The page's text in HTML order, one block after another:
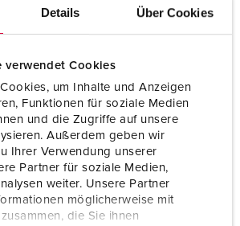
Details Über Cookies
verwendet Cookies
um Inhalte und Anzeigen
Funktionen für soziale Medien
und die Zugriffe auf unsere
Außerdem geben wir
Ihrer Verwendung unserer
Partner für soziale Medien,
weiter. Unsere Partner
möglicherweise mit
die Sie ihnen
CQC